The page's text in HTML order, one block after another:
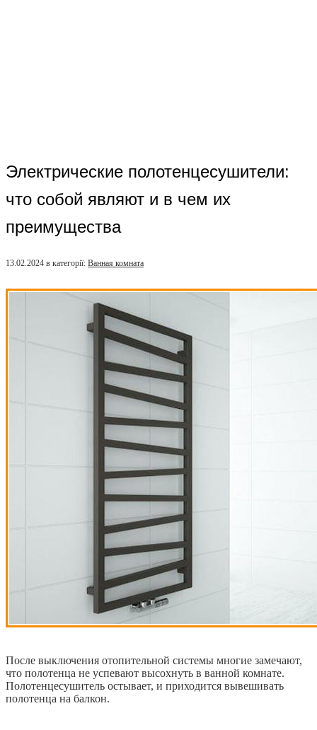
Электрические полотенцесушители:
что собой являют и в чем их
преимущества
13.02.2024 в категорії: Ванная комната
После выключения отопительной системы многие замечают,
что полотенца не успевают высохнуть в ванной комнате.
Полотенцесушитель остывает, и приходится вывешивать
полотенца на балкон.